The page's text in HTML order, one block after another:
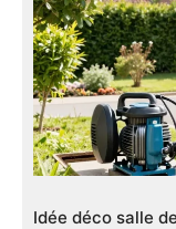
Idée déco salle